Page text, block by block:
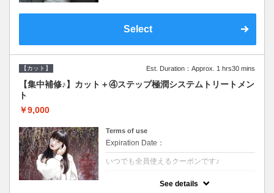
Select
【カット】 Est. Duration：Approx. 1 hrs30 mins
【集中補修♪】カット＋④ステップ極潤システムトリートメン
ト
￥9,000
Terms of use
Expiration Date：
いつでも全員使えるクーポンです♪
See details